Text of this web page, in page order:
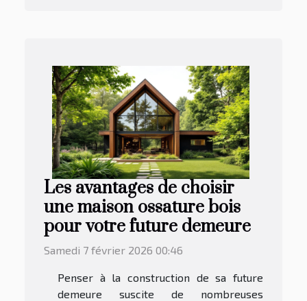
Les avantages de choisir
une maison ossature bois
pour votre future demeure
Samedi 7 février 2026 00:46
Penser à la construction de sa future
demeure suscite de nombreuses